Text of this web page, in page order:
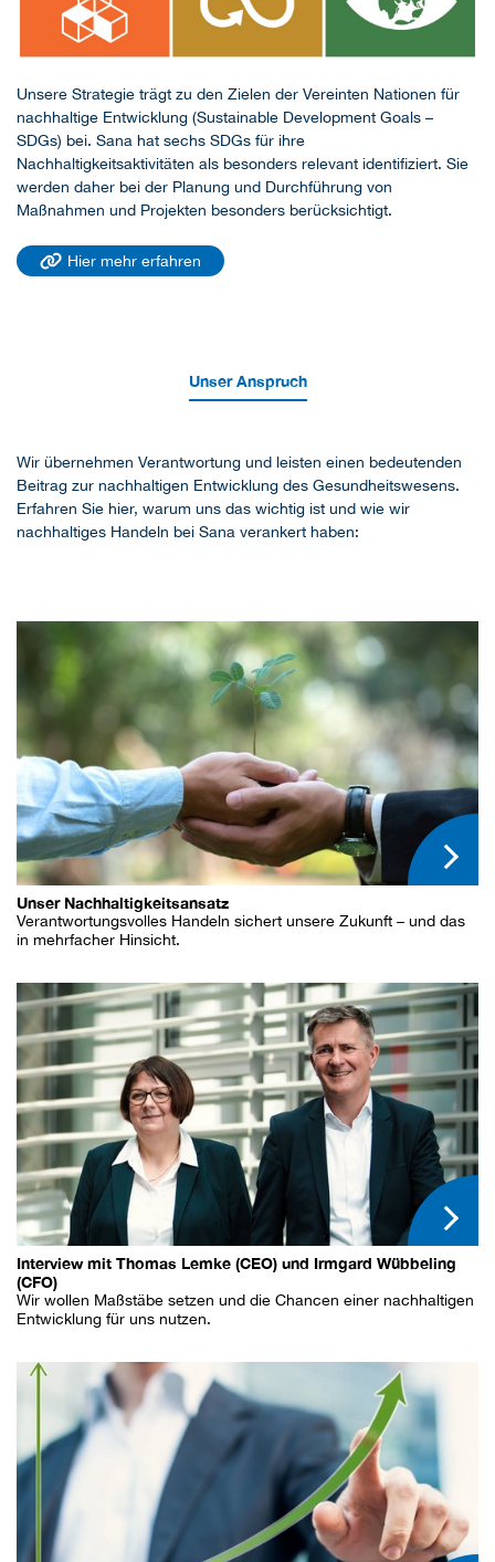
Unsere Strategie trägt zu den Zielen der Vereinten Nationen für
nachhaltige Entwicklung (Sustainable Development Goals –
SDGs) bei. Sana hat sechs SDGs für ihre
Nachhaltigkeitsaktivitäten als besonders relevant identifiziert. Sie
werden daher bei der Planung und Durchführung von
Maßnahmen und Projekten besonders berücksichtigt.
Hier mehr erfahren
Unser Anspruch
Wir übernehmen Verantwortung und leisten einen bedeutenden
Beitrag zur nachhaltigen Entwicklung des Gesundheitswesens.
Erfahren Sie hier, warum uns das wichtig ist und wie wir
nachhaltiges Handeln bei Sana verankert haben:
Unser Nachhaltigkeitsansatz
Verantwortungsvolles Handeln sichert unsere Zukunft – und das
in mehrfacher Hinsicht.
Interview mit Thomas Lemke (CEO) und Irmgard Wübbeling
(CFO)
Wir wollen Maßstäbe setzen und die Chancen einer nachhaltigen
Entwicklung für uns nutzen.